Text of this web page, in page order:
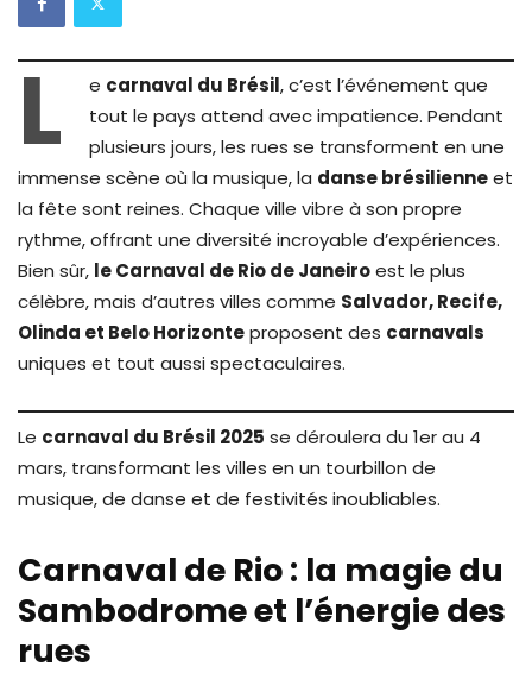
L e carnaval du Brésil, c’est l’événement que
tout le pays attend avec impatience. Pendant
plusieurs jours, les rues se transforment en une
immense scène où la musique, la danse brésilienneet
la fête sont reines. Chaque ville vibre à son propre
rythme, offrant une diversité incroyable d’expériences.
Bien sûr, le Carnaval de Rio de Janeiroest le plus
célèbre, mais d’autres villes comme Salvador, Recife,
Olinda et Belo Horizonteproposent des carnavals
uniques et tout aussi spectaculaires.
Le carnaval du Brésil 2025 se déroulera du 1er au 4
mars, transformant les villes en un tourbillon de
musique, de danse et de festivités inoubliables.
Carnaval de Rio : la magie du
Sambodrome et l’énergie des
rues